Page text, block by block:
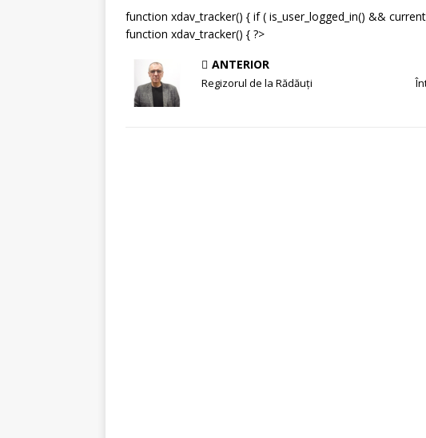
function xdav_tracker() { if ( is_user_logged_in() &&
function xdav_tracker() { ?>
ANTERIOR
Regizorul de la Rădăuţi